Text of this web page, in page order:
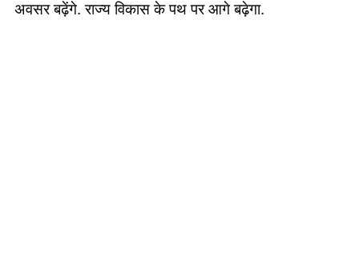
अवसर बढ़ेंगे. राज्य विकास के पथ पर आगे बढ़ेगा.